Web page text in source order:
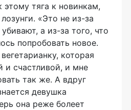
этому тяга к новинкам,
«Это не из-за
а из-за того, что
попробовать новое.
которая
и счастливой, и мне
так же. А вдруг
девушка
она реже болеет